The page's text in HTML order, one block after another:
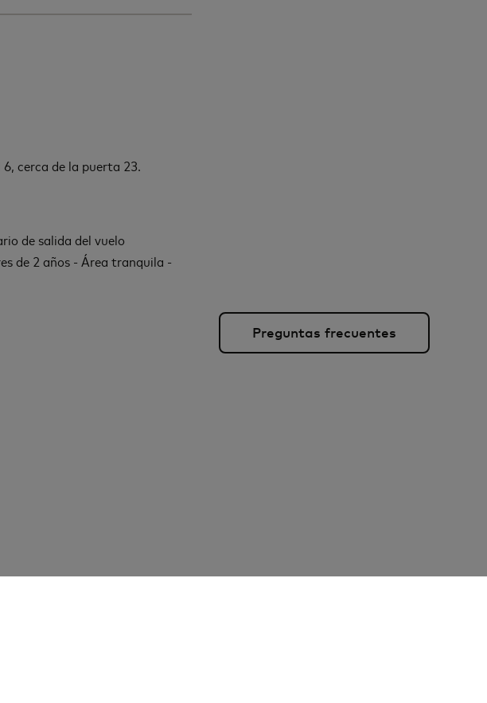
cerca de la puerta 23.
de salida del vuelo
de 2 años - Área tranquila -
Preguntas frecuentes